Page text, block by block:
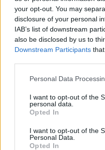
your opt-out. You may
disclosure of your personal
IAB’s list of downstream
also be disclosed by us to
Downstream Participants
Please note that this
not limited to your visit or
grant or deny consent to
use your data for below
consent section.
Personal Data
I want to opt-out of the
personal data.
Opted In
I want to opt-out of the
Personal Data.
Opted In